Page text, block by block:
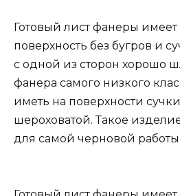
Готовый лист фанеры имеет
поверхность без бугров и
с одной из сторон хорошо
фанера самого низкого
иметь на поверхности
шероховатой. Такое
для самой черновой работы.